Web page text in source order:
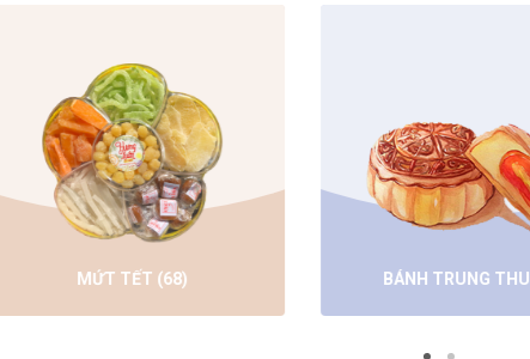
MỨT TẾT(68) BÁNH TRUNG THU(35)